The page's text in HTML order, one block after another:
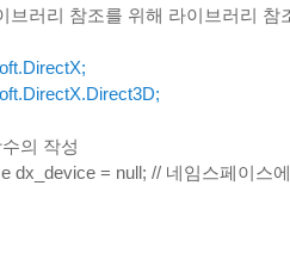
브러리 참조를 위해 라이브러리 참
의 작성
dx_device = null; // 네임스페이스